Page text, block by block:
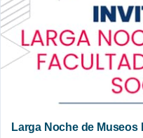
Larga Noche de